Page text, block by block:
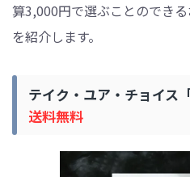
算3,000円で選ぶことのでき
を紹介します。
テイク・ユア・チョイス
送料無料